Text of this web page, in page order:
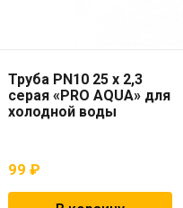
Труба PN10 25 x 2,3
серая «PRO AQUA» для
холодной воды
99₽